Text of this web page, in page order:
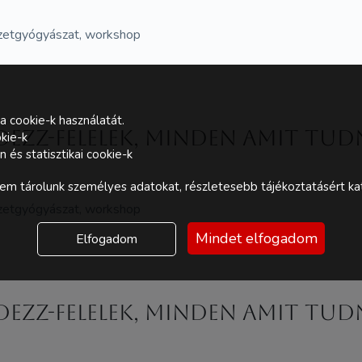
workshop
felelek, minden amit
workshop
felelek, minden amit
cookie-k használatát.
k
és statisztikai cookie-k
tárolunk személyes adatokat, részletesebb tájékoztatásért
Elfogadom Mindet elfogadom